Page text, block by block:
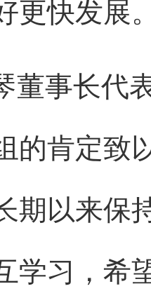
更快发展
董事长代
的肯定致
期以来保
学习，希